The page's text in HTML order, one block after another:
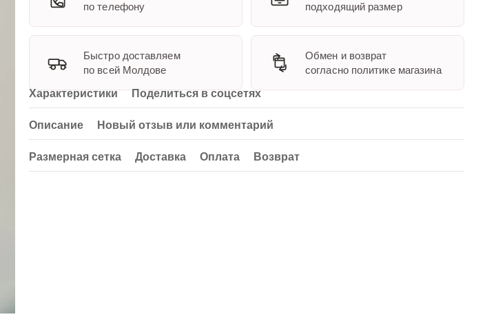
по телефону
подходящий размер
Быстро доставляем
по всей Молдове
Обмен и возврат
согласно политике магазина
Характеристики
Поделиться в соцсетях
Описание Новый отзыв или комментарий
Размерная сетка Доставка Оплата Возврат